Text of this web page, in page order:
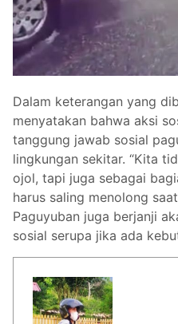
Dalam keterangan yang
menyatakan bahwa aksi
tanggung jawab sosial
lingkungan sekitar. “Kita
ojol, tapi juga sebagai
harus saling menolong
Paguyuban juga berjanji
sosial serupa jika ada